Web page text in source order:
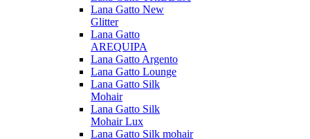
Lana Gatto New
Glitter
Lana Gatto
AREQUIPA
Lana Gatto Argento
Lana Gatto Lounge
Lana Gatto Silk
Mohair
Lana Gatto Silk
Mohair Lux
Lana Gatto Silk mohair